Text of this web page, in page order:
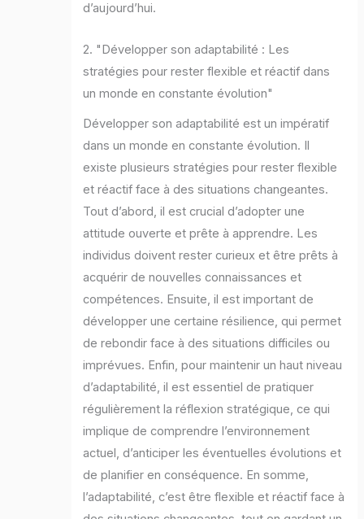
d’aujourd’hui.
2. "Développer son adaptabilité : Les
stratégies pour rester flexible et réactif dans
un monde en constante évolution"
Développer son adaptabilité est un impératif
dans un monde en constante évolution. Il
existe plusieurs stratégies pour rester flexible
et réactif face à des situations changeantes.
Tout d’abord, il est crucial d’adopter une
attitude ouverte et prête à apprendre. Les
individus doivent rester curieux et être prêts à
acquérir de nouvelles connaissances et
compétences. Ensuite, il est important de
développer une certaine résilience, qui permet
de rebondir face à des situations difficiles ou
imprévues. Enfin, pour maintenir un haut niveau
d’adaptabilité, il est essentiel de pratiquer
régulièrement la réflexion stratégique, ce qui
implique de comprendre l’environnement
actuel, d’anticiper les éventuelles évolutions et
de planifier en conséquence. En somme,
l’adaptabilité, c’est être flexible et réactif face à